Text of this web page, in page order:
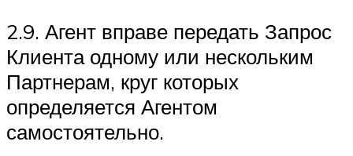
2.9. Агент вправе передать Запрос
Клиента одному или нескольким
Партнерам, круг которых
определяется Агентом
самостоятельно.